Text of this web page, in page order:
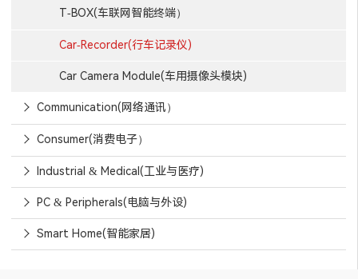
T-BOX(车联网智能终端）
Car-Recorder(行车记录仪)
Car Camera Module(车用摄像头模块)
Communication(网络通讯）
Consumer(消费电子）
Industrial & Medical(工业与医疗)
PC & Peripherals(电脑与外设)
Smart Home(智能家居)